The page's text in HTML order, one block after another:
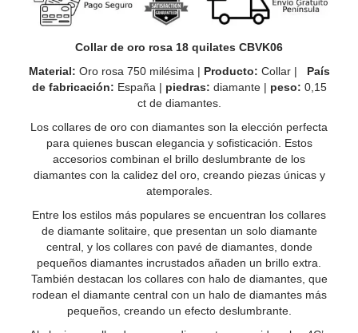
Collar de oro rosa 18 quilates CBVK06
Material: Oro rosa 750 milésima | Producto: Collar | País
de fabricación: España | piedras: diamante | peso: 0,15
ct de diamantes.
Los collares de oro con diamantes son la elección perfecta
para quienes buscan elegancia y sofisticación. Estos
accesorios combinan el brillo deslumbrante de los
diamantes con la calidez del oro, creando piezas únicas y
atemporales.
Entre los estilos más populares se encuentran los collares
de diamante solitaire, que presentan un solo diamante
central, y los collares con pavé de diamantes, donde
pequeños diamantes incrustados añaden un brillo extra.
También destacan los collares con halo de diamantes, que
rodean el diamante central con un halo de diamantes más
pequeños, creando un efecto deslumbrante.